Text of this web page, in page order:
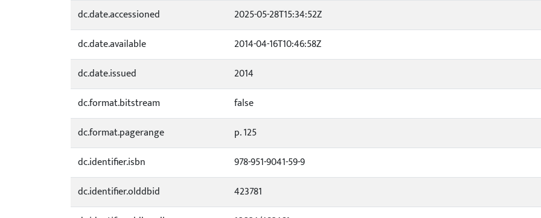
dc.date.accessioned
2025-05-28T15:34:52Z
dc.date.available
2014-04-16T10:46:58Z
dc.date.issued
2014
dc.format.bitstream
false
dc.format.pagerange
p. 125
dc.identifier.isbn
978-951-9041-59-9
dc.identifier.olddbid
423781